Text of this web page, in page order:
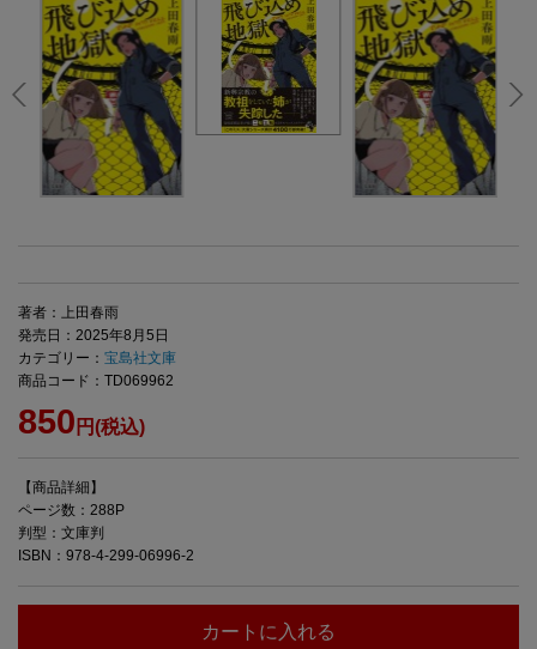
著者：上田春雨
発売日：2025年8月5日
カテゴリー： 宝島社文庫
商品コード：TD069962
850 円(税込)
【商品詳細】
ページ数：288P
判型：文庫判
ISBN：978-4-299-06996-2
カートに入れる